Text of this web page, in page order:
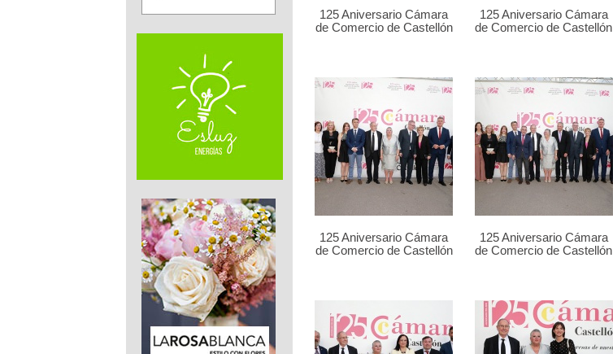
125 Aniversario Cámara
de Comercio de Castellón
125 Aniversario Cámara
de Comercio de Castellón
125 Aniversario Cámara
de Comercio de Castellón
125 Aniversario Cámara
de Comercio de Castellón